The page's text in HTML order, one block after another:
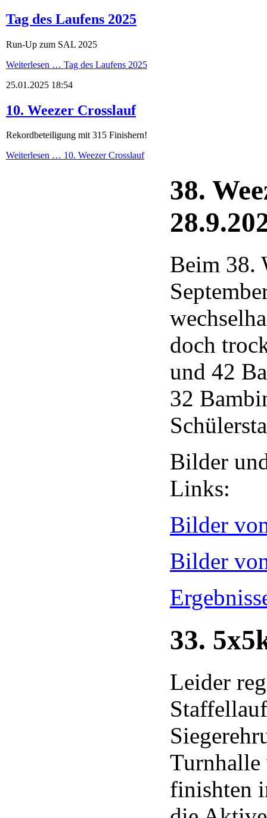
Tag des Laufens 2025
Run-Up zum SAL 2025
Weiterlesen … Tag des Laufens 2025
25.01.2025 18:54
10. Weezer Crosslauf
Rekordbeteiligung mit 315 Finishern!
Weiterlesen … 10. Weezer Crosslauf
38.
Beim 38.
doch
und 42
32
Bilder
Links:
Bilder
Bilder
33.
Leider
finishten